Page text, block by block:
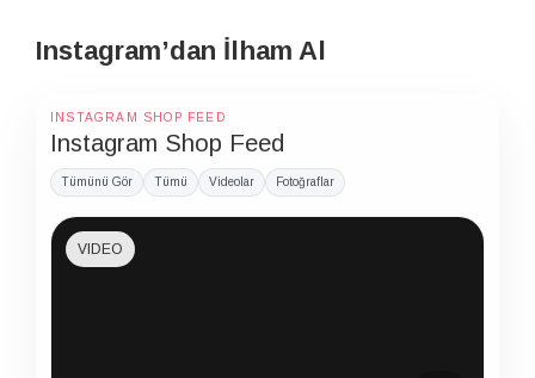
Instagram’dan İlham Al
INSTAGRAM SHOP FEED
Instagram Shop Feed
Tümünü Gör Tümü Videolar Fotoğraflar
VIDEO